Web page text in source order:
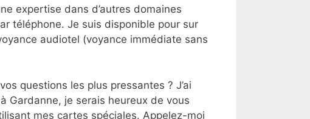
expertise dans d’autres domaines
téléphone. Je suis disponible pour sur
audiotel (voyance immédiate sans
questions les plus pressantes ? J’ai
Gardanne, je serais heureux de vous
mes cartes spéciales. Appelez-moi